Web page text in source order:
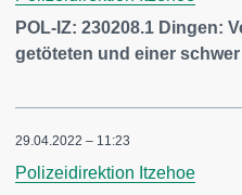
POL-IZ: 230208.1 Dingen:
getöteten und einer
29.04.2022 – 11:23
Polizeidirektion Itzehoe